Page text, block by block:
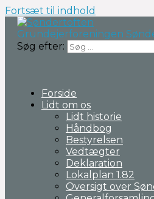
Fortsæt til indhold
Grundejerforeningen
Søg efter:
Forside
Lidt om os
Lidt historie
Håndbog
Bestyrelsen
Vedtægter
Deklaration
Lokalplan 1.82
Oversigt over